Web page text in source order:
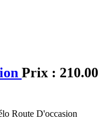
Prix : 210.00